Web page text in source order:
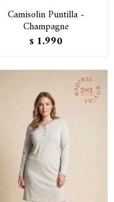
Camisolin Puntilla -
Champagne
$ 1.990